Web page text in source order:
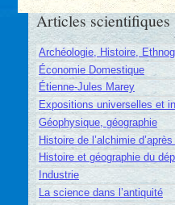
Articles scientifiques
Archéologie, Histoire,
Économie Domestique
Étienne-Jules Marey
Expositions universelles et
Géophysique, géographie
Histoire de l’alchimie
Histoire et géographie du
Industrie
La science dans l’antiquité